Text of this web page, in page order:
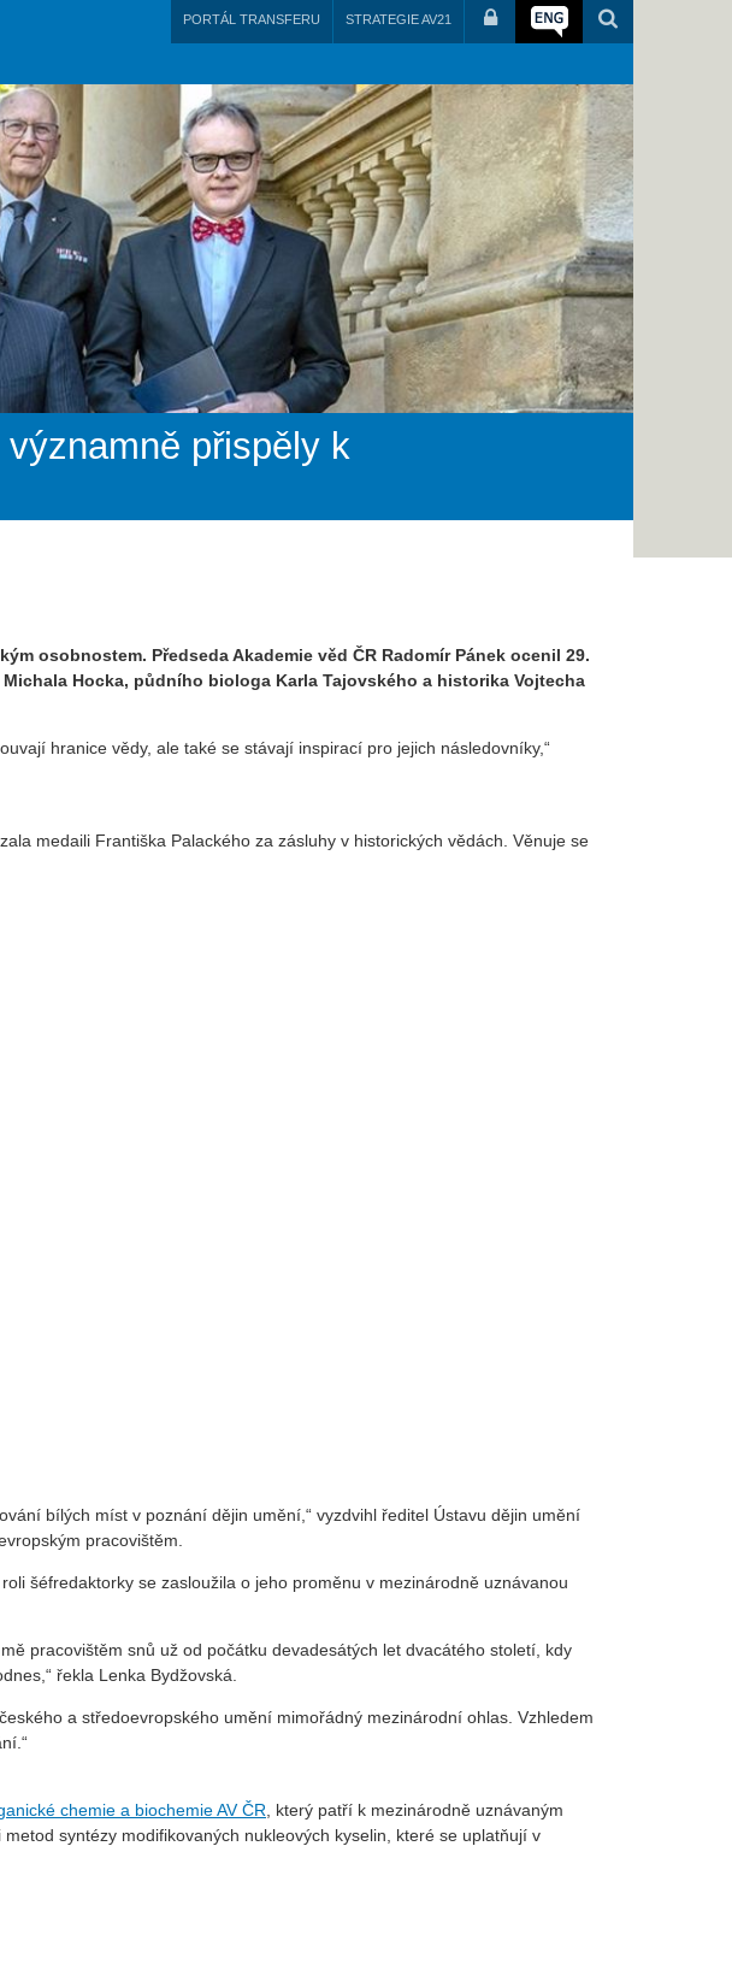
PORTÁL TRANSFERU STRATEGIE AV21
přispěly k
osobnostem. Předseda Akademie věd ČR Radomír Pánek ocenil 29.
Hocka, půdního biologa Karla Tajovského a historika Vojtecha
hranice vědy, ale také se stávají inspirací pro jejich následovníky,“
medaili Františka Palackého za zásluhy v historických vědách. Věnuje se
bílých míst v poznání dějin umění,“ vyzdvihl ředitel Ústavu dějin umění
pracovištěm.
roli šéfredaktorky se zasloužila o jeho proměnu v mezinárodně uznávanou
pracovištěm snů už od počátku devadesátých let dvacátého století, kdy
řekla Lenka Bydžovská.
a středoevropského umění mimořádný mezinárodní ohlas. Vzhledem
chemie a biochemie AV ČR, který patří k mezinárodně uznávaným
syntézy modifikovaných nukleových kyselin, které se uplatňují v